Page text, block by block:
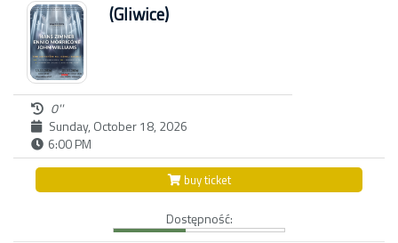
(Gliwice)
0''
Sunday, October 18, 2026
6:00 PM
buy ticket
Dostępność: